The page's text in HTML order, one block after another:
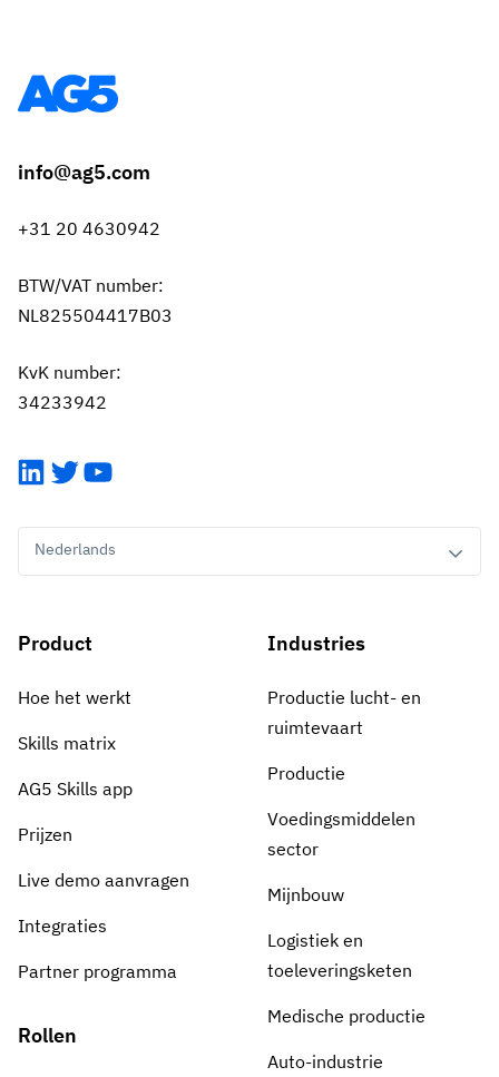
info@ag5.com
+31 20 4630942
BTW/VAT number:
NL825504417B03
KvK number:
34233942
LinkedIn
TwitterYouTube
Nederlands
Product
Hoe het werkt
Skills matrix
AG5 Skills app
Prijzen
Live demo aanvragen
Integraties
Partner programma
Rollen
Industries
Productie lucht- en
ruimtevaart
Productie
Voedingsmiddelen
sector
Mijnbouw
Logistiek en
toeleveringsketen
Medische productie
Auto-industrie